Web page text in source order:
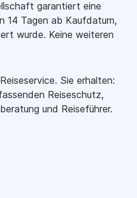
garantiert eine
14 Tagen ab Kaufdatum,
wurde. Keine weiteren
Sie erhalten:
Reiseschutz,
und Reiseführer.